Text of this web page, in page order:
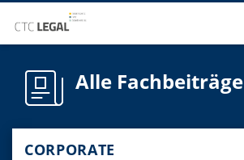
Alle Fachbeiträge
CORPORATE